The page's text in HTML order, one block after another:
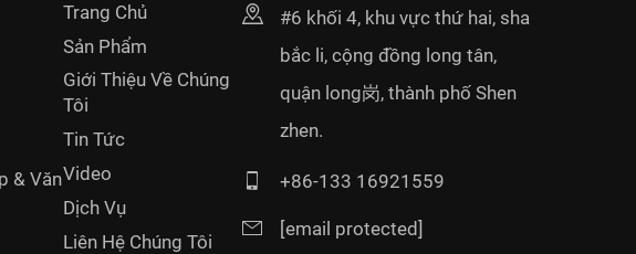
& Văn
Trang Chủ
Sản Phẩm
Giới Thiệu Về Chúng
Tôi
Tin Tức
Video
Dịch Vụ
Liên Hệ Chúng Tôi
#6 khối 4, khu vực thứ hai, sha
bắc li, cộng đồng long tân,
quận long岗, thành phố Shen
zhen.
+86-133 16921559
[email protected]